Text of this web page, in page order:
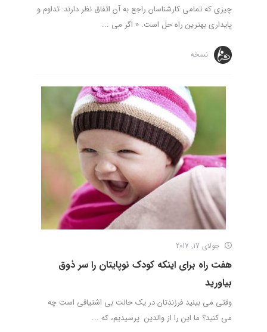
چیزی که تمامی کارشناسان راجع به آن اتفاق نظر دارند: تداوم و
پایداری بهترین راه حل است. « اگر می ...
نسخه
جولای 17, 2017
هفت راه برای اینکه کودک نوپایتان را سر ذوق
بیاورید
وقتی می بینید فرزندتان در یک حالت بی اشتیاقی است چه
می کنید؟ ما این را از والدین پرسیدیم، که ...